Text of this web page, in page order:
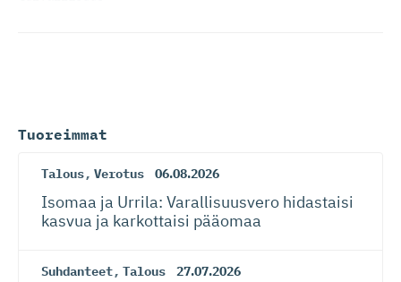
Tuoreimmat
Talous, Verotus 06.08.2026
Isomaa ja Urrila: Varallisuusvero hidastaisi
kasvua ja karkottaisi pääomaa
Suhdanteet, Talous 27.07.2026